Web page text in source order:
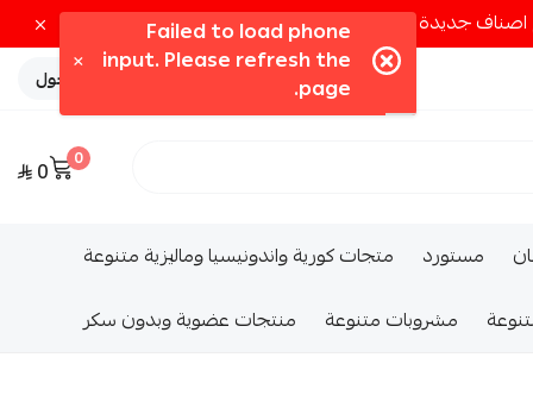
تسجيل الدخول
0
0
مستورد
متجات كورية واندونيسيا وماليزية متنوعة
مشروبات متنوعة منتجات عضوية وبدون سكر